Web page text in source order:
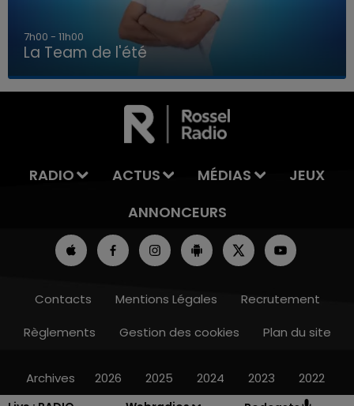
LA TEAM DE L'ÉTÉ
7h00 - 11h00
La Team de l'été
RADIO ACTUS MÉDIAS
JEUX
ANNONCEURS
Contacts Mentions Légales
Recrutement
Règlements
Gestion des cookies Plan du site
Archives 2026 2025 2024 2023 2022